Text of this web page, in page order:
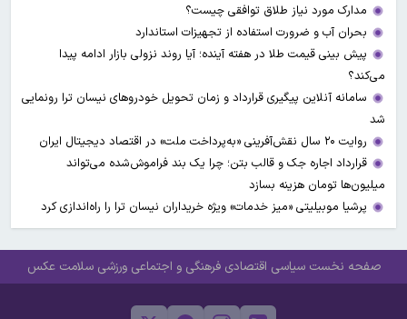
مدارک مورد نیاز طلاق توافقی چیست؟
بحران آب و ضرورت استفاده از تجهیزات استاندارد
پیش بینی قیمت طلا در هفته آینده؛ آیا روند نزولی بازار ادامه پیدا
می‌کند؟
سامانه آنلاین پیگیری قرارداد‌ و زمان تحویل خودرو‌های نیسان ترا رونمایی
شد
روایت ۲۰ سال نقش‌آفرینی «به‌پرداخت ملت» در اقتصاد دیجیتال ایران
قرارداد اجاره جک و قالب بتن؛ چرا یک بند فراموش‌شده می‌تواند
میلیون‌ها تومان هزینه بسازد
پرشیا موبیلیتی «میز خدمات» ویژه خریداران نیسان ترا را راه‌اندازی کرد
صفحه نخست سیاسی اقتصادی فرهنگی و اجتماعی ورزشی سلامت عکس